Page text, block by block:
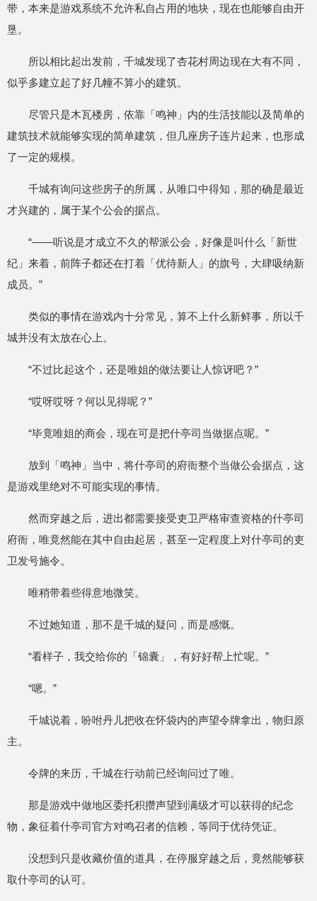
带，本来是游戏系统不允许私自占用的地块，现在也能够自由开
垦。
所以相比起出发前，千城发现了杏花村周边现在大有不同，
似乎多建立起了好几幢不算小的建筑。
尽管只是木瓦楼房，依靠「鸣神」内的生活技能以及简单的
建筑技术就能够实现的简单建筑，但几座房子连片起来，也形成
了一定的规模。
千城有询问这些房子的所属，从唯口中得知，那的确是最近
才兴建的，属于某个公会的据点。
“——听说是才成立不久的帮派公会，好像是叫什么「新世
纪」来着，前阵子都还在打着「优待新人」的旗号，大肆吸纳新
成员。”
类似的事情在游戏内十分常见，算不上什么新鲜事，所以千
城并没有太放在心上。
“不过比起这个，还是唯姐的做法要让人惊讶吧？”
“哎呀哎呀？何以见得呢？”
“毕竟唯姐的商会，现在可是把什亭司当做据点呢。”
放到「鸣神」当中，将什亭司的府衙整个当做公会据点，这
是游戏里绝对不可能实现的事情。
然而穿越之后，进出都需要接受吏卫严格审查资格的什亭司
府衙，唯竟然能在其中自由起居，甚至一定程度上对什亭司的吏
卫发号施令。
唯稍带着些得意地微笑。
不过她知道，那不是千城的疑问，而是感慨。
“看样子，我交给你的「锦囊」，有好好帮上忙呢。”
“嗯。”
千城说着，吩咐丹儿把收在怀袋内的声望令牌拿出，物归原
主。
令牌的来历，千城在行动前已经询问过了唯。
那是游戏中做地区委托积攒声望到满级才可以获得的纪念
物，象征着什亭司官方对鸣召者的信赖，等同于优待凭证。
没想到只是收藏价值的道具，在停服穿越之后，竟然能够获
取什亭司的认可。